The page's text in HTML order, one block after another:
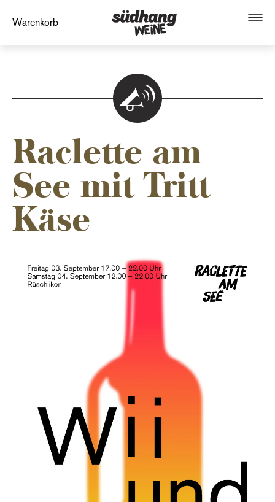
Warenkorb
Raclette am
See mit Tritt
Käse